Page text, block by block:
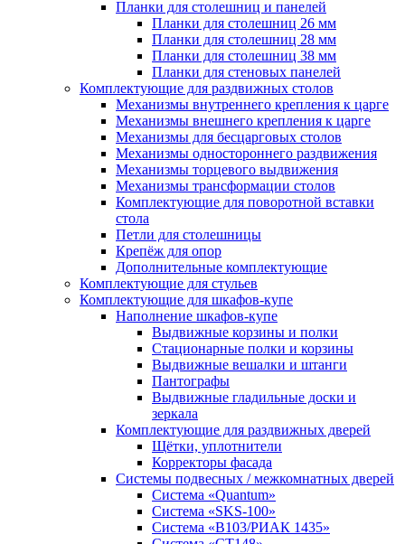
Планки для столешниц и панелей
Планки для столешниц 26 мм
Планки для столешниц 28 мм
Планки для столешниц 38 мм
Планки для стеновых панелей
Комплектующие для раздвижных столов
Механизмы внутреннего крепления к царге
Механизмы внешнего крепления к царге
Механизмы для бесцарговых столов
Механизмы одностороннего раздвижения
Механизмы торцевого выдвижения
Механизмы трансформации столов
Комплектующие для поворотной вставки
стола
Петли для столешницы
Крепёж для опор
Дополнительные комплектующие
Комплектующие для стульев
Комплектующие для шкафов-купе
Наполнение шкафов-купе
Выдвижные корзины и полки
Стационарные полки и корзины
Выдвижные вешалки и штанги
Пантографы
Выдвижные гладильные доски и
зеркала
Комплектующие для раздвижных дверей
Щётки, уплотнители
Корректоры фасада
Системы подвесных / межкомнатных дверей
Система «Quantum»
Система «SKS-100»
Система «B103/РИАК 1435»